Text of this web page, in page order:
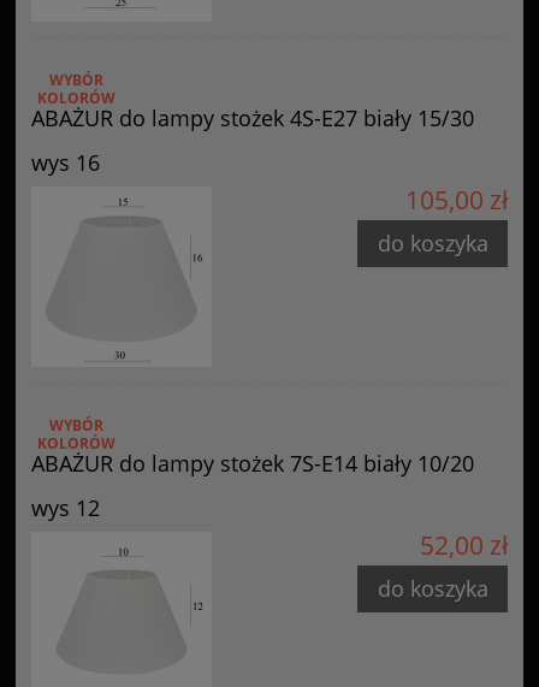
ABAŻUR do lampy stożek 4S-E27 biały 15/30
wys 16
WYBÓR
KOLORÓW
105,00 zł
do koszyka
ABAŻUR do lampy stożek 7S-E14 biały 10/20
wys 12
WYBÓR
KOLORÓW
52,00 zł
do koszyka